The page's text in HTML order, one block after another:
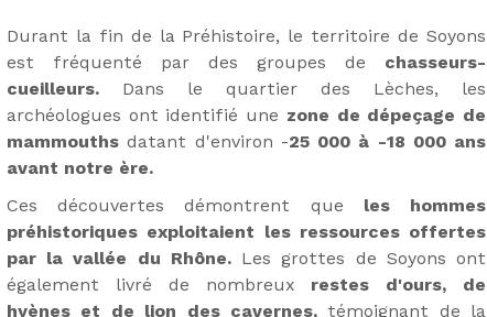
Durant la fin de la Préhistoire, le territoire de Soyons
est fréquenté par des groupes de chasseurs-
cueilleurs. Dans le quartier des Lèches, les
archéologues ont identifié une zone de dépeçage de
mammouths datant d'environ -25 000 à -18 000 ans
avant notre ère.
Ces découvertes démontrent que les hommes
préhistoriques exploitaient les ressources offertes
par la vallée du Rhône.Les grottes de Soyons ont
également livré de nombreux restes d'ours, de
hyènes et de lion des cavernes,témoignant de la